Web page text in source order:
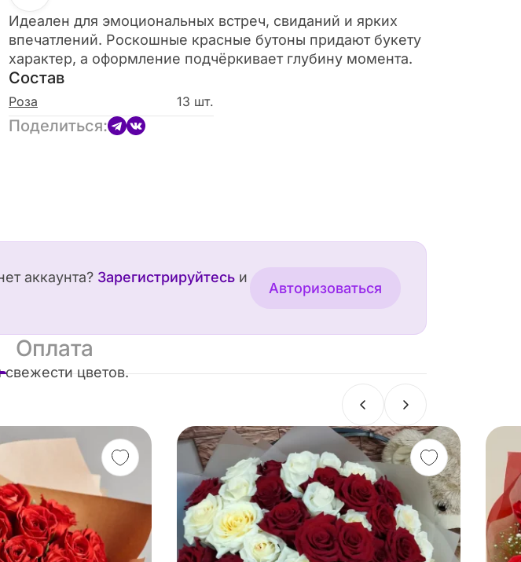
Идеален для эмоциональных встреч, свиданий и ярких
впечатлений. Роскошные красные бутоны придают букету
характер, а оформление подчёркивает глубину момента.
Состав
Роза 13 шт.
Поделиться:
аккаунта? Зарегистрируйтесь и
Авторизоваться
Оплата
свежести цветов.